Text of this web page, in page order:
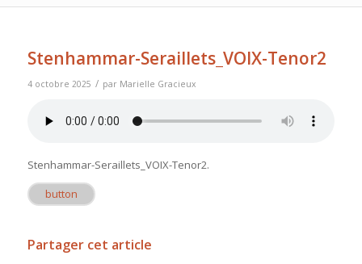
Stenhammar-Seraillets_VOIX-Tenor2
4 octobre 2025 / par Marielle Gracieux
Stenhammar-Seraillets_VOIX-Tenor2.
button
Partager cet article